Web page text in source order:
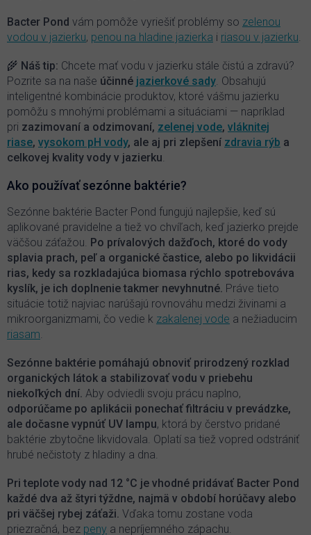
y
v
ý
p
i
s
u
Bacter Pond vám pomôže vyriešiť problémy so zelenou
vodou v jazierku, penou na hladine jazierka i riasou v jazierku.
🌾 Náš tip: Chcete mať vodu v jazierku stále čistú a zdravú?
Pozrite sa na naše účinné jazierkové sady. Obsahujú
inteligentné kombinácie produktov, ktoré vášmu jazierku
pomôžu s mnohými problémami a situáciami — napríklad
pri zazimovaní a odzimovaní, zelenej vode, vláknitej
riase, vysokom pH vody, ale aj pri zlepšení zdravia rýb a
celkovej kvality vody v jazierku.
Ako používať sezónne baktérie?
Sezónne baktérie Bacter Pond fungujú najlepšie, keď sú
aplikované pravidelne a tiež vo chvíľach, keď jazierko prejde
väčšou záťažou. Po prívalových dažďoch, ktoré do vody
splavia prach, peľ a organické častice, alebo po likvidácii
rias, kedy sa rozkladajúca biomasa rýchlo spotrebováva
kyslík, je ich doplnenie takmer nevyhnutné. Práve tieto
situácie totiž najviac narúšajú rovnováhu medzi živinami a
mikroorganizmami, čo vedie k zakalenej vode a nežiaducim
riasam.
Sezónne baktérie pomáhajú obnoviť prirodzený rozklad
organických látok a stabilizovať vodu v priebehu
niekoľkých dní. Aby odviedli svoju prácu naplno,
odporúčame po aplikácii ponechať filtráciu v prevádzke,
ale dočasne vypnúť UV lampu, ktorá by čerstvo pridané
baktérie zbytočne likvidovala. Oplatí sa tiež vopred odstrániť
hrubé nečistoty z hladiny a dna.
Pri teplote vody nad 12 °C je vhodné pridávať Bacter Pond
každé dva až štyri týždne, najmä v období horúčavy alebo
pri väčšej rybej záťaži. Vďaka tomu zostane voda
priezračná, bez peny a nepríjemného zápachu.